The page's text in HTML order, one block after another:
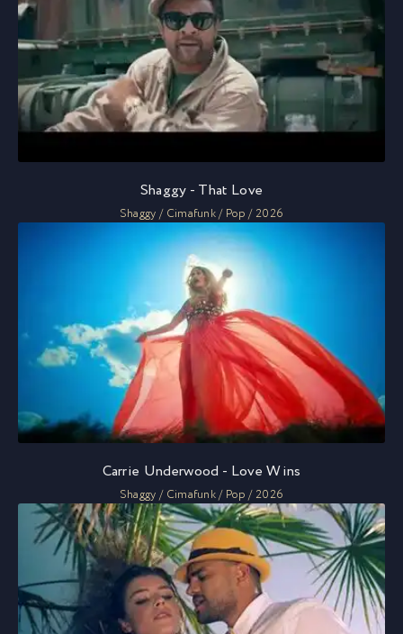
Shaggy - That Love
Shaggy / Cimafunk / Pop / 2026
Carrie Underwood - Love Wins
Shaggy / Cimafunk / Pop / 2026